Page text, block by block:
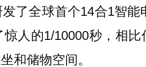
了全球首个14合1智
人的1/10000秒，相
和储物空间。